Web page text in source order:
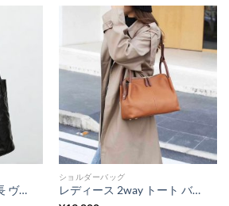
本 革 トート バッグ 縦長 ヴィンテージ バッグ ショルダー バケツ 型 ショルダー バッグ トート バッグ シンプル 肩掛け カバン レディース 母 プレゼント バッグ
ショルダーバッグ
レディース 2way トート バッグ 本 革 2way トート バッグ ショルダー バッグ 柔らかい 革 ショルダー バッグ 斜めがけ バッグ 大人 おしゃれ 通勤 バッグ レディース ビジネス バッグ 3way 大 容量